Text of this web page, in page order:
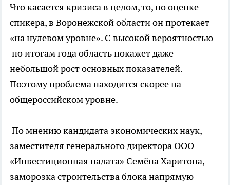
Что касается кризиса в целом, то, по оценке
спикера, в Воронежской области он протекает
«на нулевом уровне». С высокой вероятностью
по итогам года область покажет даже
небольшой рост основных показателей.
Поэтому проблема находится скорее на
общероссийском уровне.
По мнению кандидата экономических наук,
заместителя генерального директора ООО
«Инвестиционная палата» Семёна Харитона,
заморозка строительства блока напрямую